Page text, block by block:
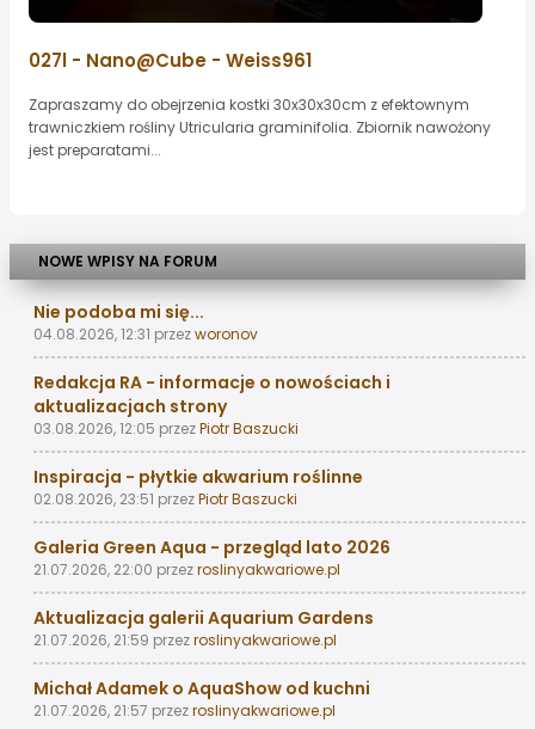
027l - Nano@Cube - Weiss961
Zapraszamy do obejrzenia kostki 30x30x30cm z efektownym
trawniczkiem rośliny Utricularia graminifolia. Zbiornik nawożony
jest preparatami...
NOWE WPISY NA FORUM
Nie podoba mi się...
04.08.2026, 12:31 przezworonov
Redakcja RA - informacje o nowościach i
aktualizacjach strony
03.08.2026, 12:05 przezPiotr Baszucki
Inspiracja - płytkie akwarium roślinne
02.08.2026, 23:51 przezPiotr Baszucki
Galeria Green Aqua - przegląd lato 2026
21.07.2026, 22:00 przezroslinyakwariowe.pl
Aktualizacja galerii Aquarium Gardens
21.07.2026, 21:59 przezroslinyakwariowe.pl
Michał Adamek o AquaShow od kuchni
21.07.2026, 21:57 przezroslinyakwariowe.pl